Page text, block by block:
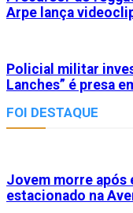
Arpe lança
Policial militar
Lanches” é presa
FOI DESTAQUE
Jovem morre
estacionado na